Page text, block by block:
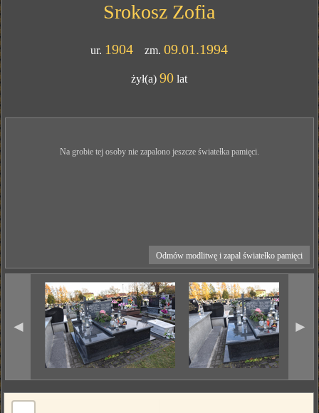
Srokosz Zofia
ur. 1904 zm.09.01.1994
żył(a)90 lat
Na grobie tej osoby nie zapalono jeszcze światełka pamięci.
Odmów modlitwę i zapal światełko pamięci
◄ ►